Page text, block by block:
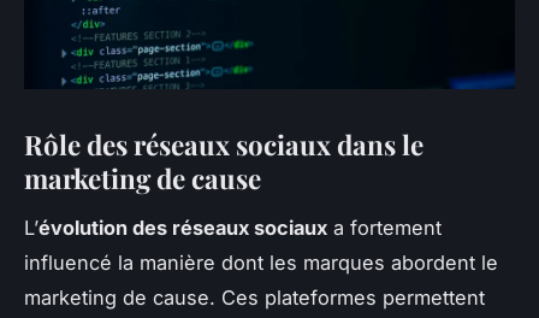
Rôle des réseaux sociaux dans le
marketing de cause
L’évolution des réseaux sociaux a fortement
influencé la manière dont les marques abordent le
marketing de cause. Ces plateformes permettent